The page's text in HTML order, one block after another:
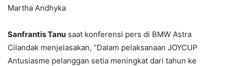
Martha Andhyka
Sanfrantis Tanu saat konferensi pers di BMW Astra
Cilandak menjelasakan, “Dalam pelaksanaan JOYCUP
Antusiasme pelanggan setia meningkat dari tahun ke